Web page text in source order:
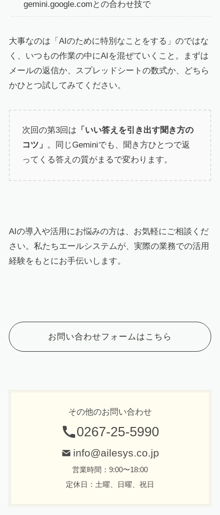
gemini.google.comとの合わせ技で
大事なのは「AIのために特別なことをする」のではな
く、いつもの作業の中にAIを混ぜていくこと。まずは
メールの返信か、スプレッドシートの数式か、どちら
かひとつ試してみてください。
次回の第3回は 「いい答えを引き出す聞き方の
コツ」 。同じGeminiでも、聞き方ひとつで返
ってくる答えの質がまるで変わります。
AIの導入や活用にお悩みの方は、お気軽にご相談くだ
さい。私たちエールシステムが、実際の業務での活用
経験をもとにお手伝いします。
お問い合わせフォームはこちら
その他のお問い合わせ
0267-25-5990
info@ailesys.co.jp
営業時間：9:00〜18:00
定休日：土曜、日曜、祝日